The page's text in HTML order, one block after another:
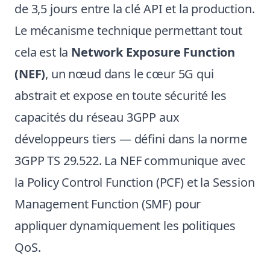
de 3,5 jours entre la clé API et la production.
Le mécanisme technique permettant tout
cela est la Network Exposure Function
(NEF), un nœud dans le cœur 5G qui
abstrait et expose en toute sécurité les
capacités du réseau 3GPP aux
développeurs tiers — défini dans la norme
3GPP TS 29.522. La NEF communique avec
la Policy Control Function (PCF) et la Session
Management Function (SMF) pour
appliquer dynamiquement les politiques
QoS.